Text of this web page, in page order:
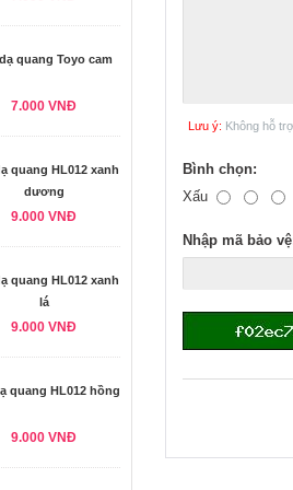
quang Toyo cam
7.000 VNĐ
quang HL012 xanh
dương
9.000 VNĐ
quang HL012 xanh
lá
9.000 VNĐ
quang HL012 hồng
9.000 VNĐ
Lưu ý: Không hỗ
Bình chọn:
Xấu
Nhập mã bảo